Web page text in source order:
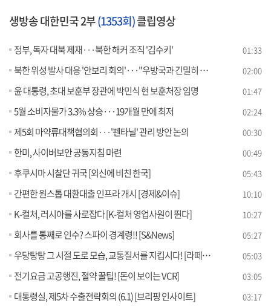
생방송 대한민국 2부(1353회)클립영상
정부, 독자 대북 제재···북한 해커 조직 '김수키' 01:33
북한 위성 발사 대응 '안보리 회의'···"우방국과 긴밀히 소통" 02:00
윤 대통령, 초대 보훈부 장관에 박민식 현 보훈처장 임명 01:47
5월 소비자물가 3.3% 상승···19개월 만에 최저 02:24
제5회 마약류대책협의회···'펜타닐' 관리 방안 논의 00:30
한미, 사이버보안 공동지침 마련 00:49
후쿠시마 시찰단 귀국 [외신에 비친 한국] 05:43
간편한 원스톱 대환대출 인프라 개시 [경제&이슈] 10:10
K-컬처, 러시아를 사로잡다 [K-컬처 영업사원이 뛴다] 10:27
회사를 통째로 인수? 스파이 경계령!! [S&News] 05:27
우당탕탕 그 시절 도로 모습, 교통질서를 지킵시다! [라떼는 뉴우스] 05:03
전기요금 고공행진, 절약 꿀팁! [돈이 보이는 VCR] 03:05
대통령실, 제5차 수출전략회의 (6.1) [브리핑 인사이트] 03:17